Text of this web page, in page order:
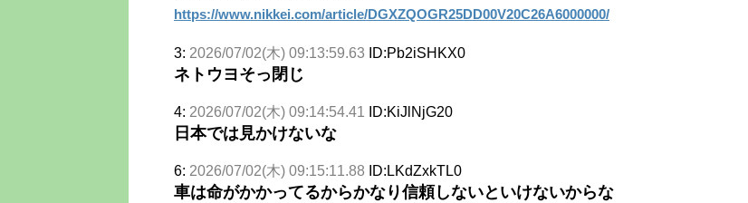
https://www.nikkei.com/article/DGXZQOGR25DD00V20C26A6000000/
3: 2026/07/02(木) 09:13:59.63 ID:Pb2iSHKX0
ネトウヨそっ閉じ
4: 2026/07/02(木) 09:14:54.41 ID:KiJlNjG20
日本では見かけないな
6: 2026/07/02(木) 09:15:11.88 ID:LKdZxkTL0
車は命がかかってるからかなり信頼しないといけないからな